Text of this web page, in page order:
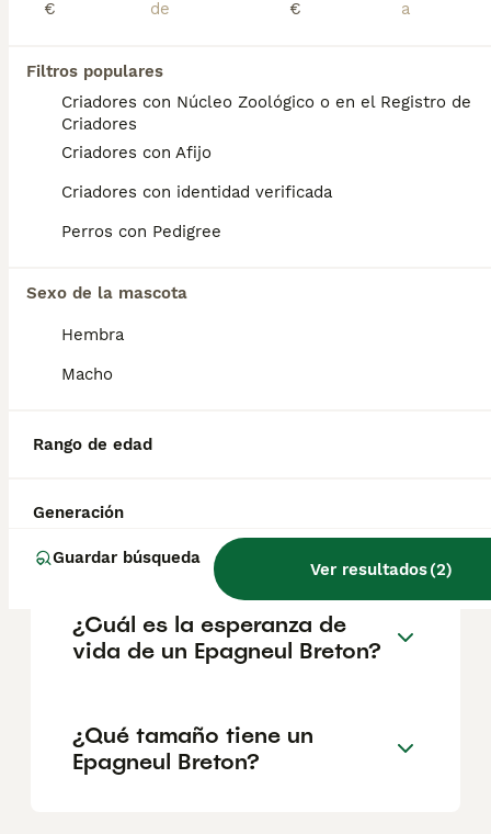
€
€
Filtros populares
Criadores con Núcleo Zoológico o en el Registro de
Criadores
Criadores con Afijo
Criadores con identidad verificada
Perros con Pedigree
Sexo de la mascota
Hembra
Macho
Rango de edad
Generación
Guardar búsqueda
Ver resultados(2)
¿Cuánto cuesta un cachorro
de Epagneul Breton?
Breton en España es de aproximadamente
reputación del criador y la ubicación.
¿Cómo es el carácter de
desventajas de la raza
Epagneul Breton?
¿Cuál es la esperanza de
vida de un Epagneul Breton?
¿Qué tamaño tiene un
Epagneul Breton?